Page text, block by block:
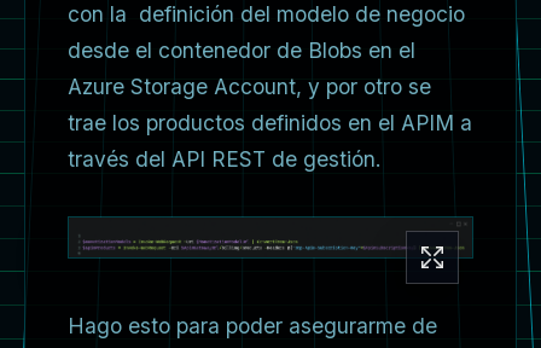
con la definición del modelo de negocio
desde el contenedor de Blobs en el
Azure Storage Account, y por otro se
trae los productos definidos en el APIM a
través del API REST de gestión.
Hago esto para poder asegurarme de